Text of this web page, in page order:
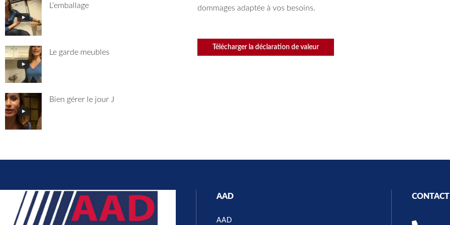
L’emballage
Le garde meubles
Bien gérer le jour J
dommages adaptée à vos besoins.
Télécharger la déclaration de valeur
AAD
AAD
CONTACT